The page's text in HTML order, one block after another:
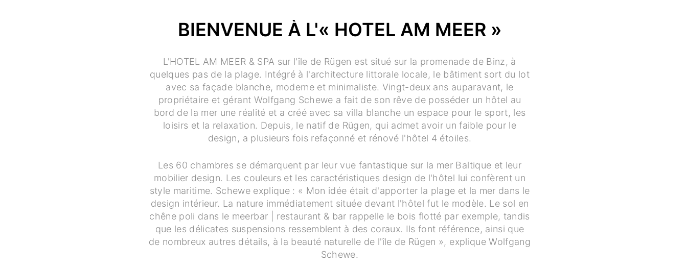
BIENVENUE À L'« HOTEL AM MEER »
L'HOTEL AM MEER & SPA sur l'île de Rügen est situé sur la promenade de Binz, à
quelques pas de la plage. Intégré à l'architecture littorale locale, le bâtiment sort du lot
avec sa façade blanche, moderne et minimaliste. Vingt-deux ans auparavant, le
propriétaire et gérant Wolfgang Schewe a fait de son rêve de posséder un hôtel au
bord de la mer une réalité et a créé avec sa villa blanche un espace pour le sport, les
loisirs et la relaxation. Depuis, le natif de Rügen, qui admet avoir un faible pour le
design, a plusieurs fois refaçonné et rénové l'hôtel 4 étoiles.
Les 60 chambres se démarquent par leur vue fantastique sur la mer Baltique et leur
mobilier design. Les couleurs et les caractéristiques design de l'hôtel lui confèrent un
style maritime. Schewe explique : « Mon idée était d'apporter la plage et la mer dans le
design intérieur. La nature immédiatement située devant l'hôtel fut le modèle. Le sol en
chêne poli dans le meerbar | restaurant & bar rappelle le bois flotté par exemple, tandis
que les délicates suspensions ressemblent à des coraux. Ils font référence, ainsi que
de nombreux autres détails, à la beauté naturelle de l'île de Rügen », explique Wolfgang
Schewe.